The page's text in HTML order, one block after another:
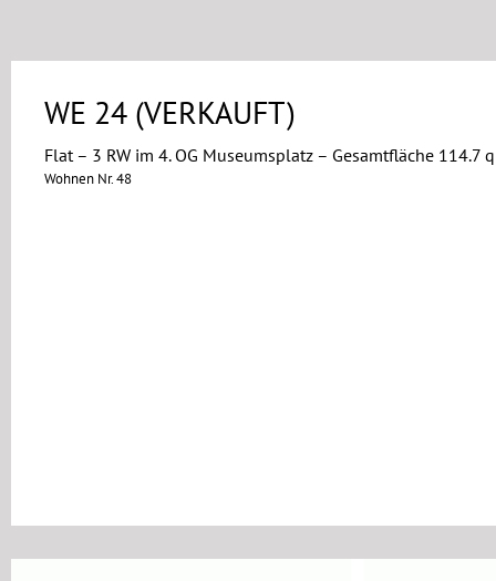
WE 24 (VERKAUFT)
Flat – 3 RW im 4. OG Museumsplatz – Gesamtfläche 114.7
Wohnen Nr. 48